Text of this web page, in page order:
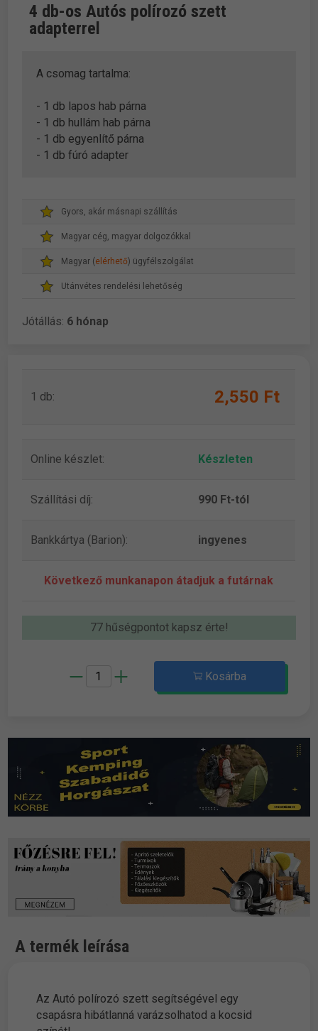
4 db-os Autós polírozó szett
adapterrel
A csomag tartalma:
- 1 db lapos hab párna
- 1 db hullám hab párna
- 1 db egyenlítő párna
- 1 db fúró adapter
Gyors, akár másnapi szállítás
Magyar cég, magyar dolgozókkal
Magyar (elérhető) ügyfélszolgálat
Utánvétes rendelési lehetőség
Jótállás: 6 hónap
1 db: 2,550 Ft
Online készlet: Készleten
Szállítási díj: 990 Ft-tól
Bankkártya (Barion): ingyenes
Következő munkanapon átadjuk a futárnak
77 hűségpontot kapsz érte!
Kosárba
A termék leírása
Az Autó polírozó szett segítségével egy
csapásra hibátlanná varázsolhatod a kocsid